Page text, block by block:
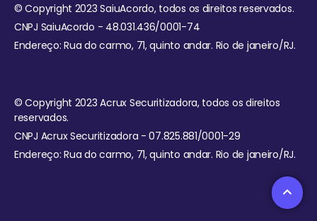
© Copyright 2023 SaiuAcordo, todos os direitos reservados.
CNPJ SaiuAcordo - 48.031.436/0001-74
Endereço: Rua do carmo, 71, quinto andar. Rio de janeiro/RJ.
© Copyright 2023 Acrux Securitizadora, todos os direitos
reservados.
CNPJ Acrux Securitizadora - 07.825.881/0001-29
Endereço: Rua do carmo, 71, quinto andar. Rio de janeiro/RJ.